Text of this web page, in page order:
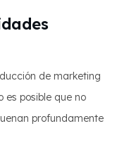
de marketing
es posible que no
profundamente